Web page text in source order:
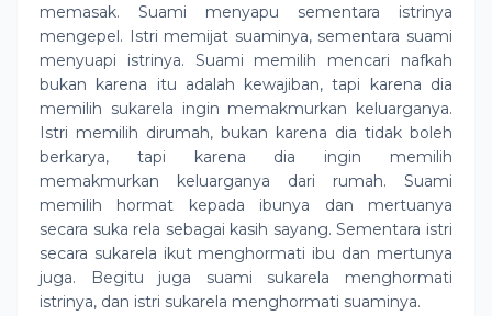
memasak. Suami menyapu sementara istrinya
mengepel. Istri memijat suaminya, sementara suami
menyuapi istrinya. Suami memilih mencari nafkah
bukan karena itu adalah kewajiban, tapi karena dia
memilih sukarela ingin memakmurkan keluarganya.
Istri memilih dirumah, bukan karena dia tidak boleh
berkarya, tapi karena dia ingin memilih
memakmurkan keluarganya dari rumah. Suami
memilih hormat kepada ibunya dan mertuanya
secara suka rela sebagai kasih sayang. Sementara istri
secara sukarela ikut menghormati ibu dan mertunya
juga. Begitu juga suami sukarela menghormati
istrinya, dan istri sukarela menghormati suaminya.